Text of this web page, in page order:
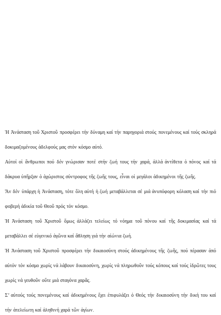
Ἡ Ἀνάσταση τοῦ Χριστοῦ προσφέρει τήν δύναμη καί τήν παρηγοριά στούς πονεμένους καί τούς σκληρά
δοκιμαζομένους ἀδελφούς μας στόν κόσμο αὐτό.
Αὐτοί οἱ ἄνθρωποι πού δέν γνώρισαν ποτέ στήν ζωή τους τήν χαρά, ἀλλά ἀντίθετα ὁ πόνος καί τά
δάκρυα ὑπῆρξαν ὁ ἀχώριστος σύντροφος τῆς ζωῆς τους, εἶναι οἱ μεγάλοι ἀδικημένοι τῆς ζωῆς.
Ἄν δέν ὑπάρχη ἡ Ἀνάσταση, τότε ὅλη αὐτή ἡ ζωή μεταβάλλεται σέ μιά ἀνυπόφορη κόλαση καί τήν πιό
φοβερή ἀδικία τοῦ Θεοῦ πρός τόν κόσμο.
Ἡ Ἀνάσταση τοῦ Χριστοῦ ὅμως ἀλλάζει τελείως τό νόημα τοῦ πόνου καί τῆς δοκιμασίας καί τά
μεταβάλλει σέ εὐγενικό ἀγῶνα καί ἄθληση γιά τήν αἰώνια ζωή.
Ἡ Ἀνάσταση τοῦ Χριστοῦ προσφέρει τήν δικαιοσύνη στούς ἀδικημένους τῆς ζωῆς, πού πέρασαν ἀπό
αὐτόν τόν κόσμο χωρίς νά λάβουν δικαιοσύνη, χωρίς νά πληρωθοῦν τούς κόπους καί τούς ἱδρῶτες τους
χωρίς νά γευθοῦν οὔτε μιά σταγόνα χαρᾶς.
Σ’ αὐτούς τούς πονεμένους καί ἀδικημένους ἔχει ἐπιφυλάξει ὁ Θεός τήν δικαιοσύνη τήν δική του καί
τήν ἀτελείωτη καί ἀληθινή χαρά τῶν ἁγίων.